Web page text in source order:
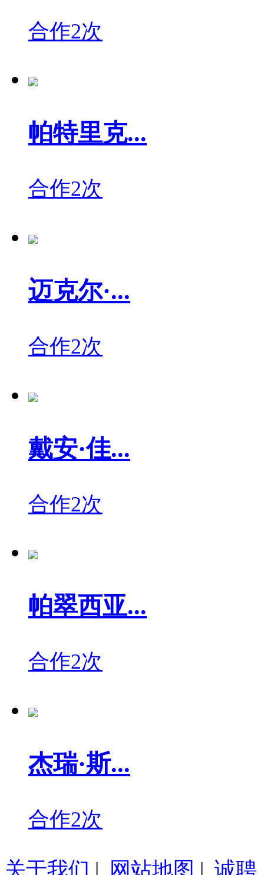
合作2次
帕特里克...
合作2次
迈克尔·...
合作2次
戴安·佳...
合作2次
帕翠西亚...
合作2次
杰瑞·斯...
合作2次
关于我们 | 网站地图 | 诚聘